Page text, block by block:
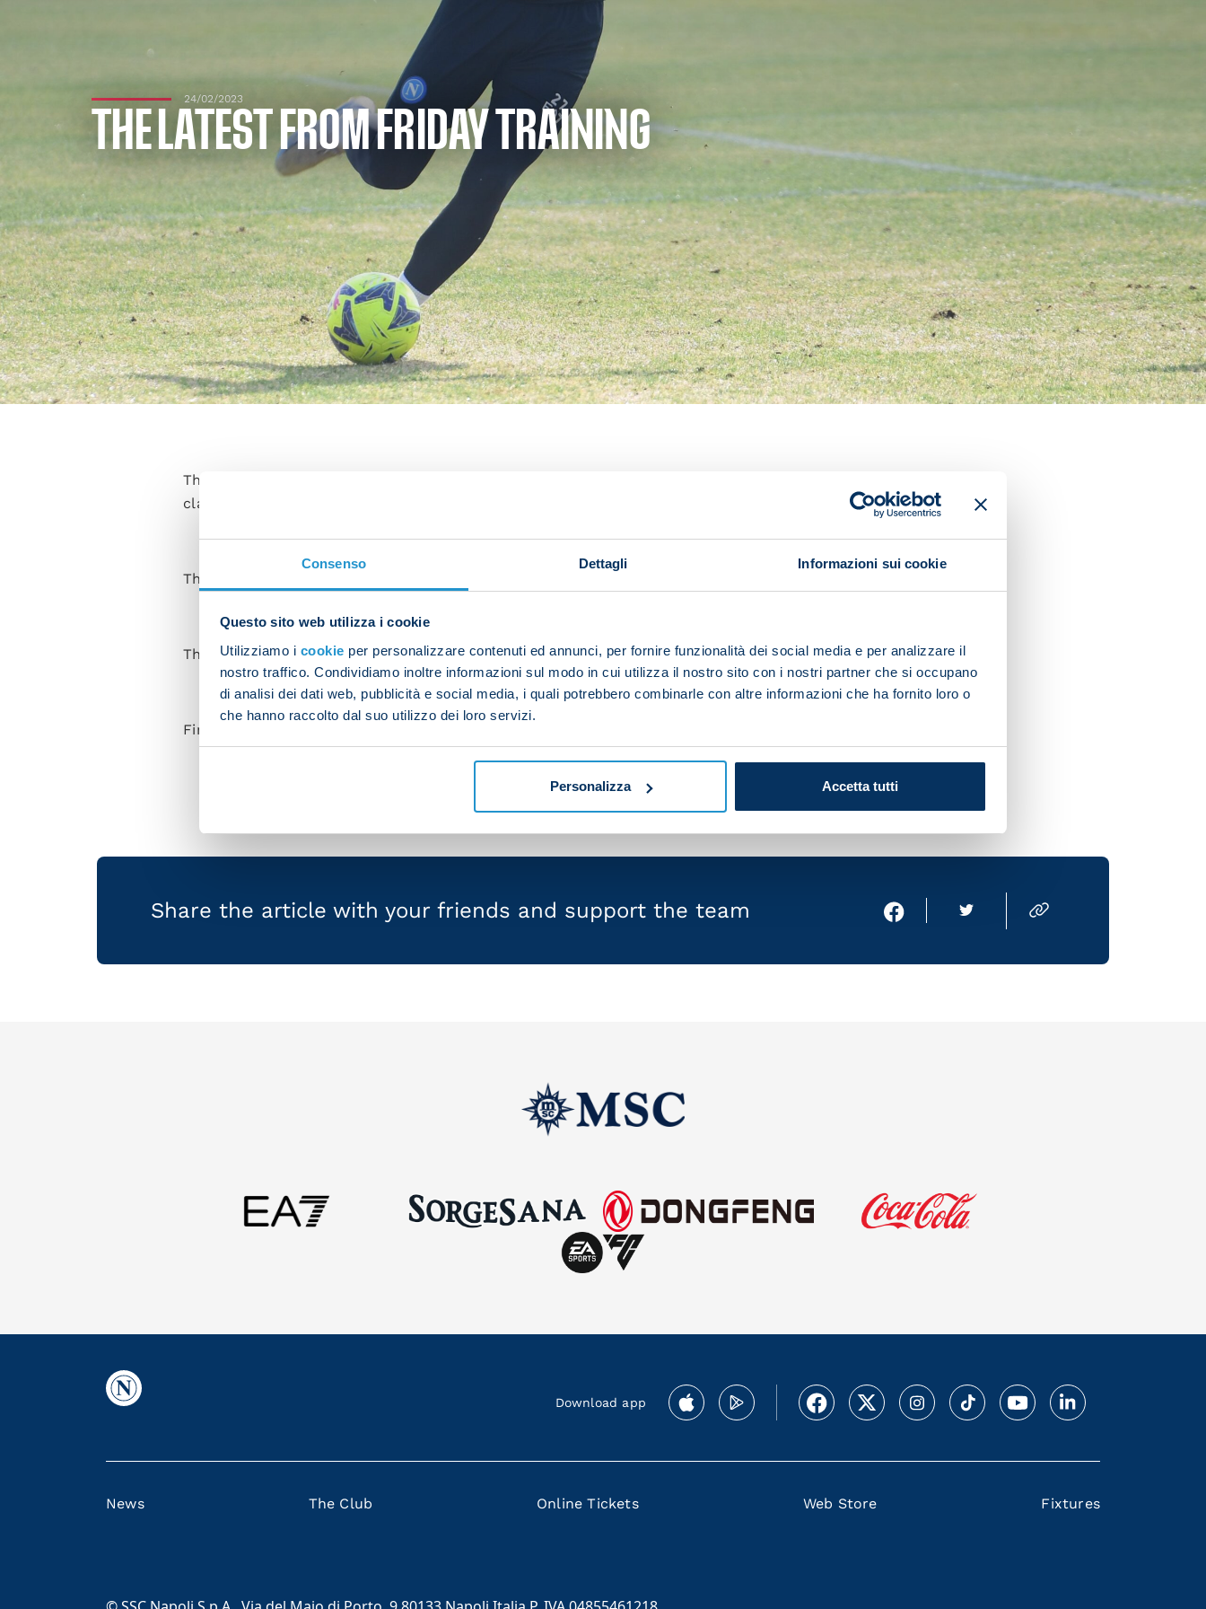
Consenso Dettagli Informazioni sui cookie
Questo sito web utilizza i cookie
Utilizziamo i cookie per personalizzare contenuti ed annunci, per fornire funzionalità dei social media e per analizzare il
nostro traffico. Condividiamo inoltre informazioni sul modo in cui utilizza il nostro sito con i nostri partner che si occupano
di analisi dei dati web, pubblicità e social media, i quali potrebbero combinarle con altre informazioni che ha fornito loro o
che hanno raccolto dal suo utilizzo dei loro servizi.
Personalizza Accetta tutti
24/02/2023
THE LATEST FROM FRIDAY TRAINING
The first-team squad took part in a morning session on Friday to continue preparations for the Serie A Week 24
clash with Empoli at the Stadio Castellani on Saturday at 18:00 CET.
The session began with activations and rondos.
The players then took part in a small-sided game.
Finally, there were some tactical drills and set-piece work. Jack Raspadori underwent physio.
Share the article with your friends and support the team
Download app
News The Club Online Tickets Web Store Fixtures